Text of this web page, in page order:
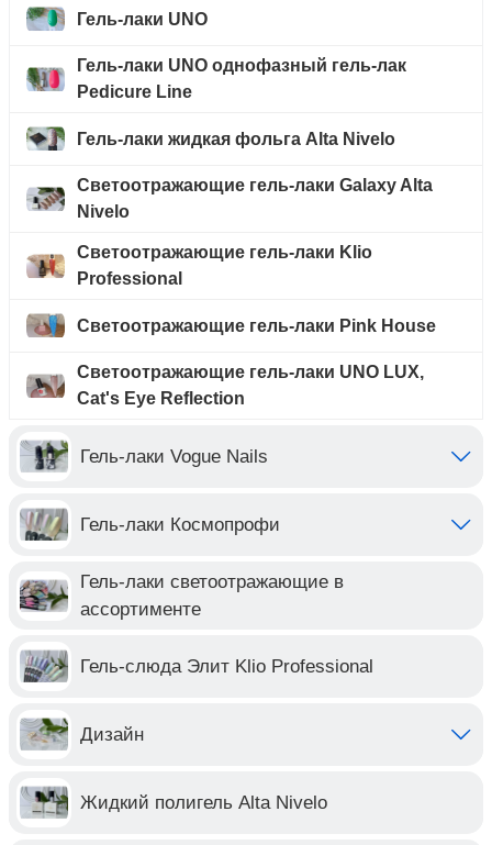
Гель-лаки UNO
Гель-лаки UNO однофазный гель-лак
Pedicure Line
Гель-лаки жидкая фольга Alta Nivelo
Светоотражающие гель-лаки Galaxy Alta
Nivelo
Светоотражающие гель-лаки Klio
Professional
Светоотражающие гель-лаки Pink House
Светоотражающие гель-лаки UNO LUX,
Cat's Eye Reflection
Гель-лаки Vogue Nails
Гель-лаки Космопрофи
Гель-лаки светоотражающие в
ассортименте
Гель-слюда Элит Klio Professional
Дизайн
Жидкий полигель Alta Nivelo